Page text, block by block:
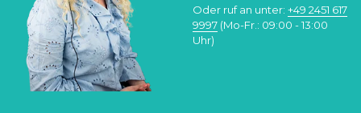
Oder ruf an unter: +49 2451 617
9997 (Mo-Fr.: 09:00 - 13:00
Uhr)